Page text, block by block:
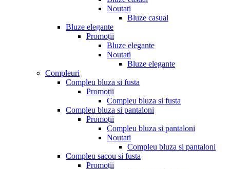
Noutati
Bluze casual
Bluze elegante
Promoții
Bluze elegante
Noutati
Bluze elegante
Compleuri
Compleu bluza si fusta
Promoții
Compleu bluza si fusta
Compleu bluza si pantaloni
Promoții
Compleu bluza si pantaloni
Noutati
Compleu bluza si pantaloni
Compleu sacou si fusta
Promoții